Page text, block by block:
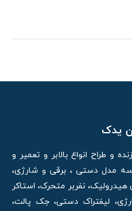
یدک
و طراح انواع بالابر و تعمیر و
مدل دستی ، برقی و شارژی،
هیدرولیک، نفربر متحرک، استاکر
لیفتراک دستی، جک پالت،